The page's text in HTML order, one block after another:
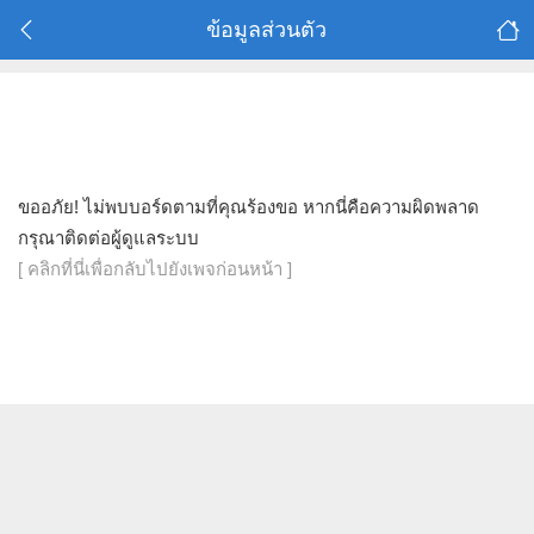
ข้อมูลส่วนตัว
ขออภัย! ไม่พบบอร์ดตามที่คุณร้องขอ หากนี่คือความผิดพลาด
กรุณาติดต่อผู้ดูแลระบบ
[ คลิกที่นี่เพื่อกลับไปยังเพจก่อนหน้า ]